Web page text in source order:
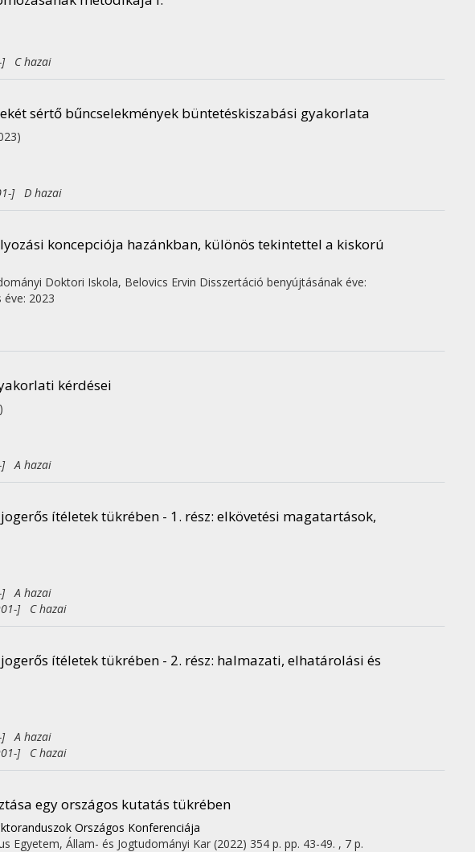
] C hazai
sértő bűncselekmények büntetéskiszabási gyakorlata
] D hazai
koncepciója hazánkban, különös tekintettel a kiskorú
Doktori Iskola, Belovics Ervin Disszertáció benyújtásának éve:
2023
kérdései
] A hazai
ítéletek tükrében - 1. rész: elkövetési magatartások,
] A hazai
] C hazai
ítéletek tükrében - 2. rész: halmazati, elhatárolási és
] A hazai
] C hazai
egy országos kutatás tükrében
Országos Konferenciája
Egyetem, Állam- és Jogtudományi Kar (2022) 354 p. pp. 43-49. , 7 p.